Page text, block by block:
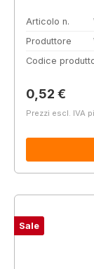
Articolo n.
Produttore
Codice
Prezzo
0,52 €
Prezzi escl. IVA
Sale